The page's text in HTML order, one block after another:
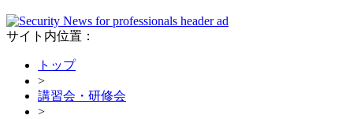
サイト内位置：
トップ
>
講習会・研修会
>